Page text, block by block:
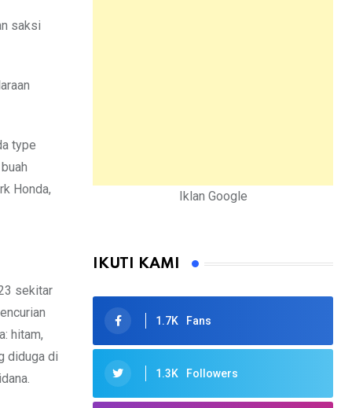
saksi
type
Honda,
sekitar
hitam,
diduga di
Iklan Google
IKUTI KAMI
1.7K Fans
1.3K Followers